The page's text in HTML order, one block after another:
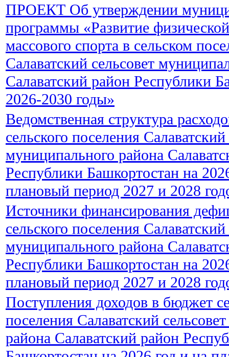
ПРОЕКТ Об утверждении
программы «Развитие
массового спорта в сельском
Салаватский сельсовет
Салаватский район Республики
2026-2030 годы»
Ведомственная структура
сельского поселения Салаватский
муниципального района
Республики Башкортостан на
плановый период 2027 и 2028
Источники финансирования
сельского поселения Салаватский
муниципального района
Республики Башкортостан на
плановый период 2027 и 2028
Поступления доходов в бюджет
поселения Салаватский
района Салаватский район